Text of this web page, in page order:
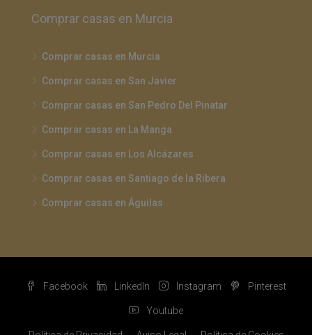
Comprar casas en Murcia
Comprar casas en Murcia
Comprar casas en San Javier
Comprar casas en San Pedro Del Pinatar
Comprar casas en La Manga
Comprar casas en Los Alcázares
Comprar casas en Santiago de la Ribera
Comprar casas en Águilas
Facebook LinkedIn Instagram Pinterest
Youtube